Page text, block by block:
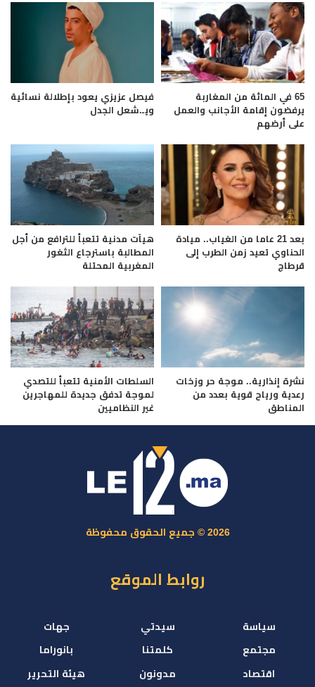
65 في المائة من المغاربة
يرفضون إقامة الأجانب والعمل
على أرضهم
فيصل عزيزي يعود بإطلالة نسائية
ويـ.شعل الجدل
بعد 21 عاما من الغياب.. ميادة
الحناوي تعيد زمن الطرب إلى
قرطاج
هيآت مدنية تتعبأ للترافع من أجل
المطالبة باسترجاع الثغور
المغربية المحتلة
نشرة إنذارية.. موجة حر وزخات
رعدية ورياح قوية بعدد من
المناطق
السلطات الأمنية تتعبأ للتصدي
لموجة تدفق جديدة للمهاجرين
غير النظاميين
2026 © جميع الحقوق محفوظة
روابط الموقع
سياسة
مجتمع
اقتصاد
سيدتي
كلمتنا
مدونون
جهات
بانوراما
هيئة التحرير